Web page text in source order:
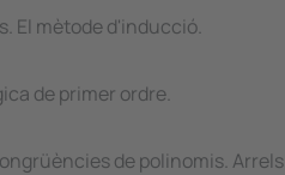
El mètode d'inducció.
de primer ordre.
de polinomis.